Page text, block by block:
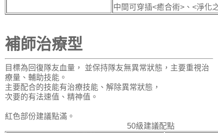
中間可穿插<癒合術>、<淨化
補師治療型
目標為回復隊友血量， 並保持隊友無異常狀態，主要重視治
療量、輔助技能。
主要配合的技能有治療技能、解除異常狀態，
次要的有法速值、精神值。
紅色部份建議點滿。
50級建議配點